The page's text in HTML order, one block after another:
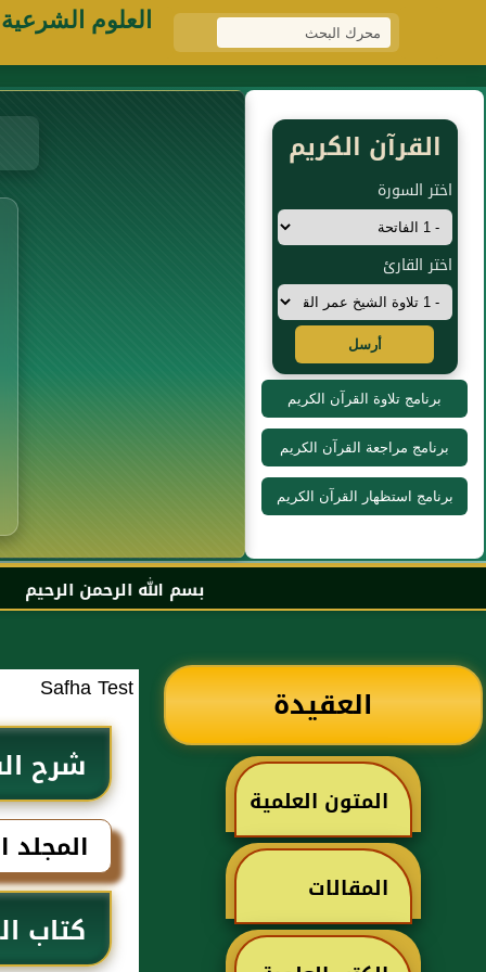
العلوم الشرعية
القرآن الكريم
اختر السورة
اختر القارئ
أرسل
برنامج تلاوة القرآن الكريم
برنامج مراجعة القرآن الكريم
برنامج استظهار القرآن الكريم
بسم الله الرحمن الرحيم السلام عليكم و
العقيدة
المتون العلمية
المقالات
Safha Test
شرح
تعالى
المجلد
كتاب